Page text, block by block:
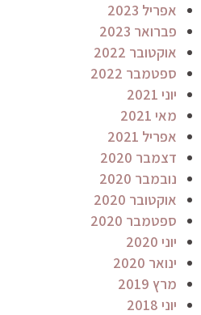
אפריל 2023
פברואר 2023
אוקטובר 2022
ספטמבר 2022
יוני 2021
מאי 2021
אפריל 2021
דצמבר 2020
נובמבר 2020
אוקטובר 2020
ספטמבר 2020
יוני 2020
ינואר 2020
מרץ 2019
יוני 2018